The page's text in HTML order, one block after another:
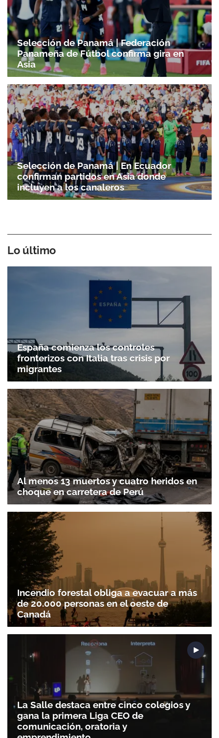
ACEPTAR
Selección de Panamá | Federación
Panameña de Fútbol confirma gira en
Asia
Selección de Panamá | En Ecuador
confirman partidos en Asia donde
incluyen a los canaleros
Lo último
España comienza los controles
fronterizos con Italia tras crisis por
migrantes
Al menos 13 muertos y cuatro heridos en
choque en carretera de Perú
Incendio forestal obliga a evacuar a más
de 20.000 personas en el oeste de
Canadá
La Salle destaca entre cinco colegios y
gana la primera Liga CEO de
comunicación, oratoria y